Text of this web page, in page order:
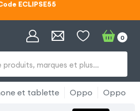
Code ECLIPSE55
produits, marques et plus…
0
et tablette Oppo Oppo